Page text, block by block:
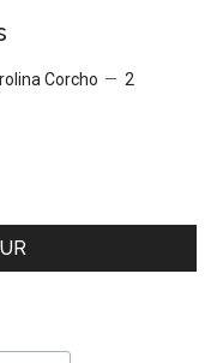
Corcho
2